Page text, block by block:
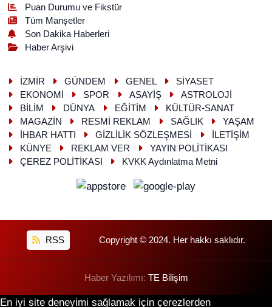
Puan Durumu ve Fikstür
Tüm Manşetler
Son Dakika Haberleri
Haber Arşivi
İZMİR GÜNDEM GENEL
SİYASET
EKONOMİ
SPOR ASAYİŞ
ASTROLOJİ
BİLİM
DÜNYA EĞİTİM
KÜLTÜR-SANAT
MAGAZİN
RESMİ REKLAM SAĞLIK
YAŞAM
İHBAR HATTI
GİZLİLİK SÖZLEŞMESİ
İLETİŞİM
KÜNYE
REKLAM VER
YAYIN POLİTİKASI
ÇEREZ POLİTİKASI
KVKK Aydınlatma Metni
RSS Copyright © 2024. Her hakkı saklıdır.
Haber Yazılımı: TE Bilişim
En iyi site deneyimi sağlamak için çerezlerden